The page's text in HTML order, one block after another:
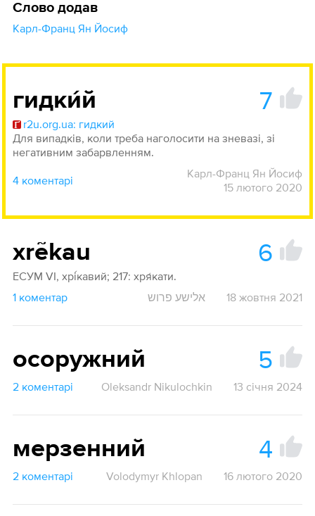
Слово додав
Карл-Франц Ян Йосиф
гидки́й 7
r2u.org.ua: гидкий
Для випадків, коли треба наголосити на зневазі, зі
негативним забарвленням.
4 коментарі
Карл-Франц Ян Йосиф
15 лютого 2020
xrẽkau 6
ЕСУМ VI, хрі́кавий; 217: хря́кати.
1 коментар
אלישע פרוש 18 жовтня 2021
осоружний 5
2 коментарі Oleksandr Nikulochkin 13 січня 2024
мерзенний 4
2 коментарі Volodymyr Khlopan 16 лютого 2020